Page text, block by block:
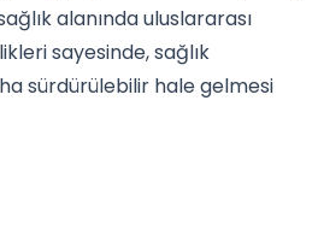
alanında uluslararası
sayesinde, sağlık
sürdürülebilir hale gelmesi